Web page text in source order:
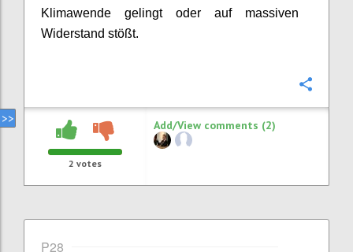
Klimawende gelingt oder auf massiven
Widerstand stößt.
2 votes
Add/View comments (2)
P28